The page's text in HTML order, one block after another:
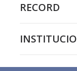
RECORD